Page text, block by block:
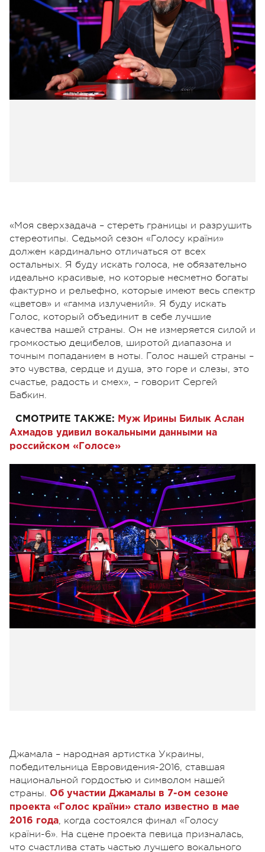
«Моя сверхзадача – стереть границы и разрушить
стереотипы. Седьмой сезон «Голосу країни»
должен кардинально отличаться от всех
остальных. Я буду искать голоса, не обязательно
идеально красивые, но которые несметно богаты
фактурно и рельефно, которые имеют весь спектр
«цветов» и «гамма излучений». Я буду искать
Голос, который объединит в себе лучшие
качества нашей страны. Он не измеряется силой и
громкостью децибелов, широтой диапазона и
точным попаданием в ноты. Голос нашей страны –
это чувства, сердце и душа, это горе и слезы, это
счастье, радость и смех», – говорит Сергей
Бабкин.
СМОТРИТЕ ТАКЖЕ: Муж Ирины Билык Аслан
Ахмадов удивил вокальными данными на
российском «Голосе»
Джамала – народная артистка Украины,
победительница Евровидения-2016, ставшая
национальной гордостью и символом нашей
страны. Об участии Джамалы в 7-ом сезоне
проекта «Голос країни» стало известно в мае
2016 года, когда состоялся финал «Голосу
країни-6». На сцене проекта певица призналась,
что счастлива стать частью лучшего вокального